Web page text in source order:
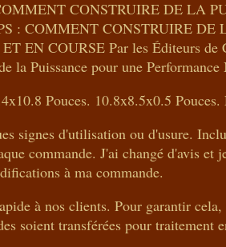
CONSTRUIRE DE LA
: COMMENT CONSTRUIRE DE
EN COURSE Par les Éditeurs
la Puissance pour une
Pouces. 10.8x8.5x0.5
signes d'utilisation ou d'usure.
commande. J'ai changé d'avis et
à ma commande.
à nos clients. Pour garantir
soient transférées pour traitement